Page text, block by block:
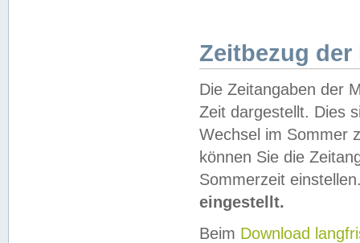
Zeitbezug der
Die Zeitangaben der
Zeit dargestellt. Dies
Wechsel im Sommer
können Sie die
Sommerzeit
eingestellt.
Beim Download